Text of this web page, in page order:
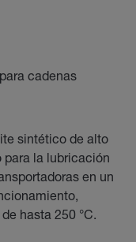
cadenas
sintético de alto
para la lubricación
en un
hasta 250 °C.